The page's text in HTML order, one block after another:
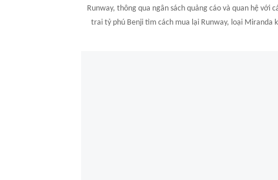
Runway, thông qua ngân sách quảng cáo và quan hệ với
trai tỷ phú Benji tìm cách mua lại Runway, loại Miranda